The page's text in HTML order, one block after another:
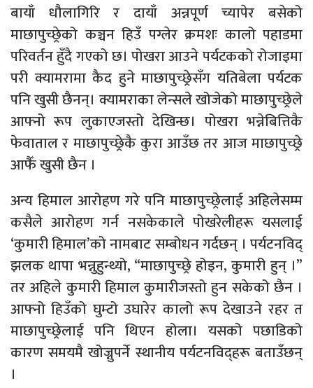
बायाँ धौलागिरि र दायाँ अन्नपूर्ण च्यापेर बसेको
माछापुच्छ्रेको कञ्चन हिउँ पग्लेर क्रमशः कालो पहाडमा
परिवर्तन हुँदै गएको छ। पोखरा आउने पर्यटकको रोजाइमा
परी क्यामरामा कैद हुने माछापुच्छ्रेसँग यतिबेला पर्यटक
पनि खुसी छैनन्। क्यामराका लेन्सले खोजेको माछापुच्छ्रेले
आफ्नो रूप लुकाएजस्तो देखिन्छ। पोखरा भन्नेबित्तिकै
फेवाताल र माछापुच्छ्रेकै कुरा आउँछ तर आज माछापुच्छ्रे
आफैँ खुसी छैन ।
अन्य हिमाल आरोहण गरे पनि माछापुच्छ्रेलाई अहिलेसम्म
कसैले आरोहण गर्न नसकेकाले पोखरेलीहरू यसलाई
‘कुमारी हिमाल’को नामबाट सम्बोधन गर्दछन् । पर्यटनविद्
झलक थापा भन्नुहुन्थ्यो, “माछापुच्छ्रे होइन, कुमारी हुन् ।”
तर अहिले कुमारी हिमाल कुमारीजस्तो हुन सकेको छैन ।
आफ्नो हिउँको घुम्टो उघारेर कालो रूप देखाउने रहर त
माछापुच्छ्रेलाई पनि थिएन होला। यसको पछाडिको
कारण समयमै खोज्नुपर्ने स्थानीय पर्यटनविद्हरू बताउँछन्
।